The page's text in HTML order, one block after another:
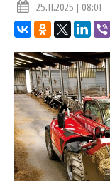
25.11.2025 | 08:01